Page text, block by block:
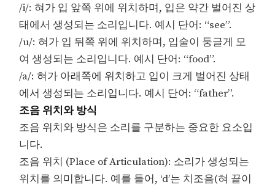
/i/: 혀가 입 앞쪽 위에 위치하며, 입은 약간 벌어진 상
태에서 생성되는 소리입니다. 예시 단어: “see”.
/u/: 혀가 입 뒤쪽 위에 위치하며, 입술이 둥글게 모
여 생성되는 소리입니다. 예시 단어: “food”.
/a/: 혀가 아래쪽에 위치하고 입이 크게 벌어진 상태
에서 생성되는 소리입니다. 예시 단어: “father”.
조음 위치와 방식
조음 위치와 방식은 소리를 구분하는 중요한 요소입
니다.
조음 위치 (Place of Articulation): 소리가 생성되는
위치를 의미합니다. 예를 들어, ‘d’는 치조음(혀 끝이